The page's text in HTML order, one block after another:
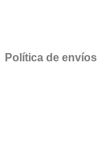
Política de envíos